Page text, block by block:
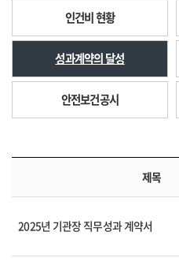
인건비 현황
성과계약의 달성
안전보건공시
제목
2025년 기관장 직무성과 계약서